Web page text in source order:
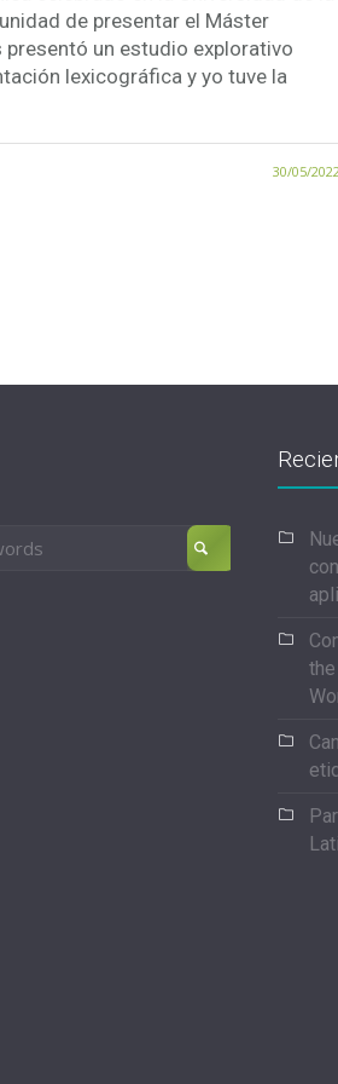
de presentar el Máster
un estudio explorativo
lexicográfica y yo tuve la
30/05/